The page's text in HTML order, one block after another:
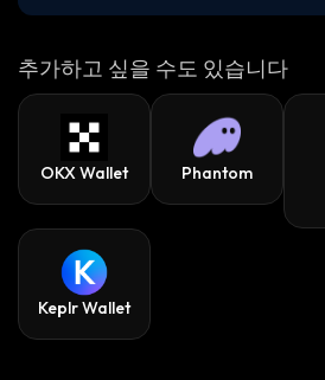
추가하고 싶을 수도 있습니다
OKX Wallet Phantom
Keplr Wallet